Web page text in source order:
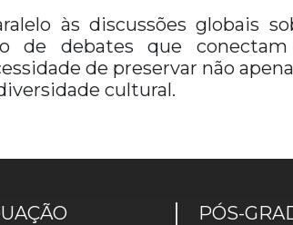
às discussões globais
de debates que
de preservar não
cultural.
PÓS-